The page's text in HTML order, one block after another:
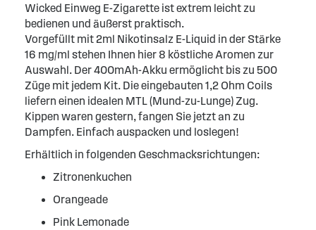
Wicked Einweg E-Zigarette ist extrem leicht zu
bedienen und äußerst praktisch.
Vorgefüllt mit 2ml Nikotinsalz E-Liquid in der Stärke
16 mg/ml stehen Ihnen hier 8 köstliche Aromen zur
Auswahl. Der 400mAh-Akku ermöglicht bis zu 500
Züge mit jedem Kit. Die eingebauten 1,2 Ohm Coils
liefern einen idealen MTL (Mund-zu-Lunge) Zug.
Kippen waren gestern, fangen Sie jetzt an zu
Dampfen. Einfach auspacken und loslegen!
Erhältlich in folgenden Geschmacksrichtungen:
Zitronenkuchen
Orangeade
Pink Lemonade